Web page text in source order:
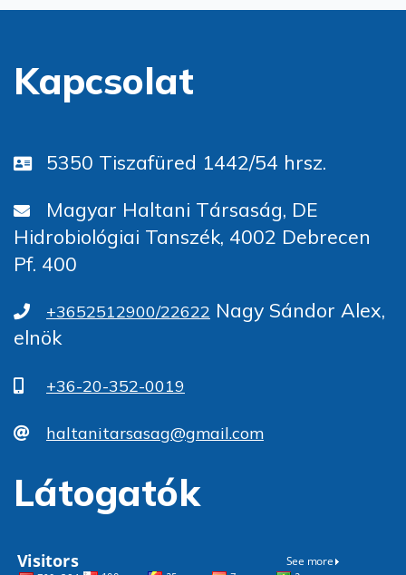
Kapcsolat
5350 Tiszafüred 1442/54 hrsz.
Magyar Haltani Társaság, DE
Hidrobiológiai Tanszék, 4002 Debrecen
Pf. 400
+3652512900/22622 Nagy Sándor Alex,
elnök
+36-20-352-0019
haltanitarsasag@gmail.com
Látogatók